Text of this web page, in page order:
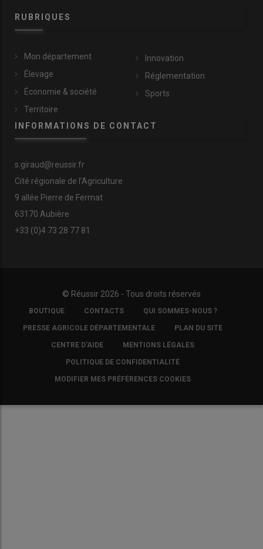
RUBRIQUES
Mon département
Élevage
Économie & société
Territoire
Innovation
Réglementation
Sports
INFORMATIONS DE CONTACT
s.giraud@reussir.fr
Cité régionale de l’Agriculture
9 allée Pierre de Fermat
63170 Aubière
+33 (0)4 73 28 77 81
© Réussir 2026 - Tous droits réservés
FOOTER
COPYRIGHT
BOUTIQUE CONTACTS QUI SOMMES-NOUS ?
PRESSE AGRICOLE DÉPARTEMENTALE PLAN DU SITE
CENTRE D'AIDE MENTIONS LÉGALES
POLITIQUE DE CONFIDENTIALITÉ
MODIFIER MES PRÉFÉRENCES COOKIES